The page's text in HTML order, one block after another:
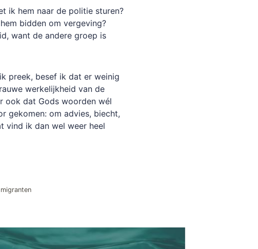
ik hem naar de politie sturen?
bidden om vergeving?
want de andere groep is
preek, besef ik dat er weinig
werkelijkheid van de
ook dat Gods woorden wél
gekomen: om advies, biecht,
vind ik dan wel weer heel